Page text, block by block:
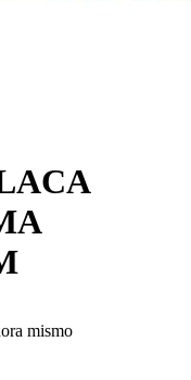
mismo